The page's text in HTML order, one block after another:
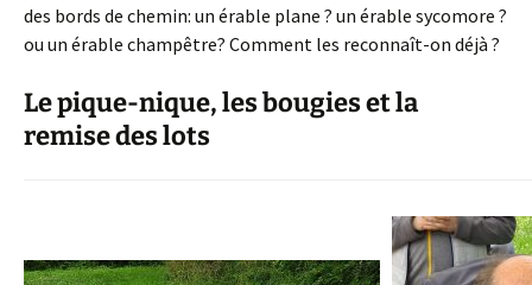
des bords de chemin: un érable plane ? un érable sycomore ?
ou un érable champêtre? Comment les reconnaît-on déjà ?
Le pique-nique, les bougies et la
remise des lots